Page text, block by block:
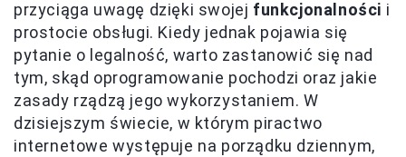
przyciąga uwagę dzięki swojej funkcjonalności i
prostocie obsługi. Kiedy jednak pojawia się
pytanie o legalność, warto zastanowić się nad
tym, skąd oprogramowanie pochodzi oraz jakie
zasady rządzą jego wykorzystaniem. W
dzisiejszym świecie, w którym piractwo
internetowe występuje na porządku dziennym,